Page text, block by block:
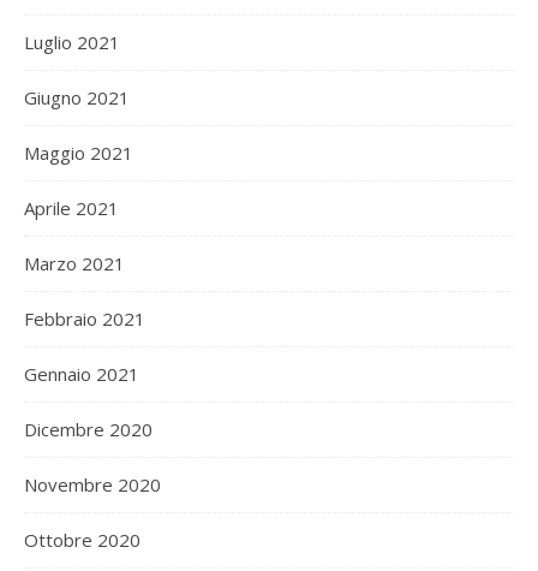
Luglio 2021
Giugno 2021
Maggio 2021
Aprile 2021
Marzo 2021
Febbraio 2021
Gennaio 2021
Dicembre 2020
Novembre 2020
Ottobre 2020